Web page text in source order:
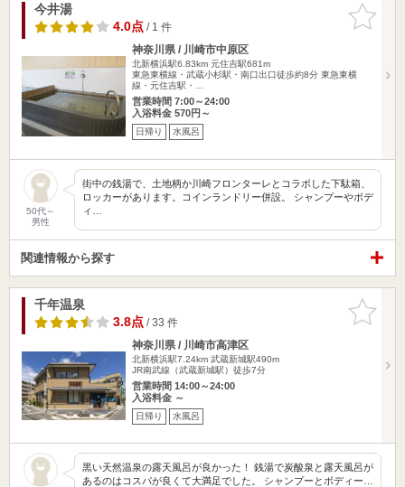
お気に入
りに追加
今井湯
4.0点/ 1 件
神奈川県 / 川崎市中原区
北新横浜駅6.83km 元住吉駅681m
東急東横線・武蔵小杉駅・南口出口徒歩約8分 東急東横
線・元住吉駅・…
営業時間 7:00～24:00
入浴料金 570円～
日帰り 水風呂
50代～
男性
街中の銭湯で、土地柄か川崎フロンターレとコラボした下駄箱、
ロッカーがあります。コインランドリー併設。 シャンプーやボデ
ィ…
関連情報から探す
お気に入
りに追加
千年温泉
3.8点/ 33 件
神奈川県 / 川崎市高津区
北新横浜駅7.24km 武蔵新城駅490m
JR南武線（武蔵新城駅）徒歩7分
営業時間 14:00～24:00
入浴料金 ～
日帰り 水風呂
黒い天然温泉の露天風呂が良かった！ 銭湯で炭酸泉と露天風呂が
あるのはコスパが良くて大満足でした。 シャンプーとボディー…